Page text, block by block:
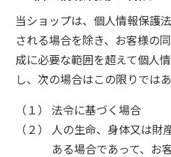
当ショップは、個人情報保護
される場合を除き、お客様の
成に必要な範囲を超えて個人
し、次の場合はこの限りではあ
（１） 法令に基づく場合
（２） 人の生命、身体又は
ある場合であって、お